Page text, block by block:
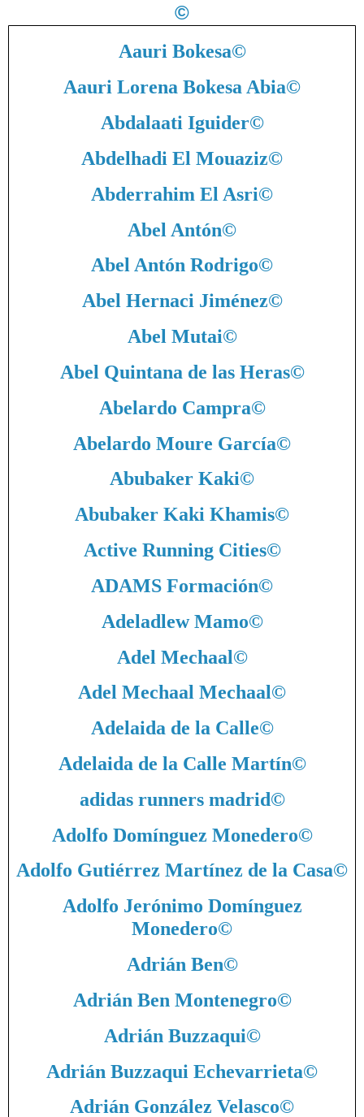
©
Aauri Bokesa©
Aauri Lorena Bokesa Abia©
Abdalaati Iguider©
Abdelhadi El Mouaziz©
Abderrahim El Asri©
Abel Antón©
Abel Antón Rodrigo©
Abel Hernaci Jiménez©
Abel Mutai©
Abel Quintana de las Heras©
Abelardo Campra©
Abelardo Moure García©
Abubaker Kaki©
Abubaker Kaki Khamis©
Active Running Cities©
ADAMS Formación©
Adeladlew Mamo©
Adel Mechaal©
Adel Mechaal Mechaal©
Adelaida de la Calle©
Adelaida de la Calle Martín©
adidas runners madrid©
Adolfo Domínguez Monedero©
Adolfo Gutiérrez Martínez de la Casa©
Adolfo Jerónimo Domínguez
Monedero©
Adrián Ben©
Adrián Ben Montenegro©
Adrián Buzzaqui©
Adrián Buzzaqui Echevarrieta©
Adrián González Velasco©